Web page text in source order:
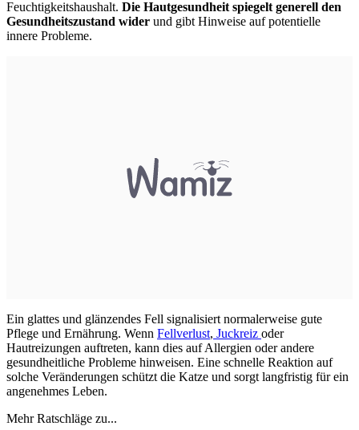
Feuchtigkeitshaushalt. Die Hautgesundheit spiegelt generell den
Gesundheitszustand wider und gibt Hinweise auf potentielle
innere Probleme.
Ein glattes und glänzendes Fell signalisiert normalerweise gute
Pflege und Ernährung. Wenn Fellverlust, Juckreiz oder
Hautreizungen auftreten, kann dies auf Allergien oder andere
gesundheitliche Probleme hinweisen. Eine schnelle Reaktion auf
solche Veränderungen schützt die Katze und sorgt langfristig für ein
angenehmes Leben.
Mehr Ratschläge zu...